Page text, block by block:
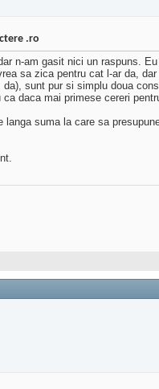
.ro
n-am gasit nici un raspuns.
sa zica pentru cat l-ar da,
sunt pur si simplu doua
daca mai primese cereri
suma la care sa